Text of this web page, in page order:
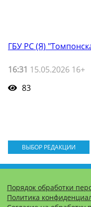
ГБУ РС (Я)
16:31 15.05.2026 16+
83
ВЫБОР РЕДАКЦИИ
Порядок обработки
Политика